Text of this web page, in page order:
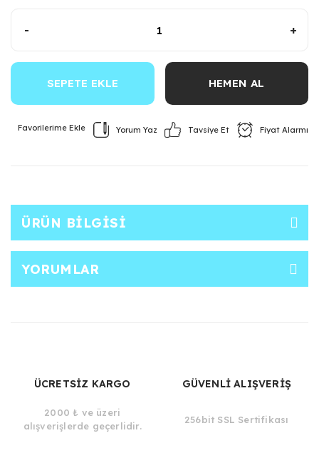
- +
SEPETE EKLE HEMEN AL
Yorum Yaz Tavsiye Et Fiyat Alarmı
ÜRÜN BILGISI
YORUMLAR
ÜCRETSİZ KARGO
2000 ₺ ve üzeri
alışverişlerde geçerlidir.
GÜVENLİ ALIŞVERİŞ
256bit SSL Sertifikası